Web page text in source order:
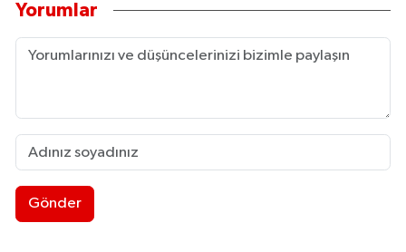
Yorumlar
Gönder